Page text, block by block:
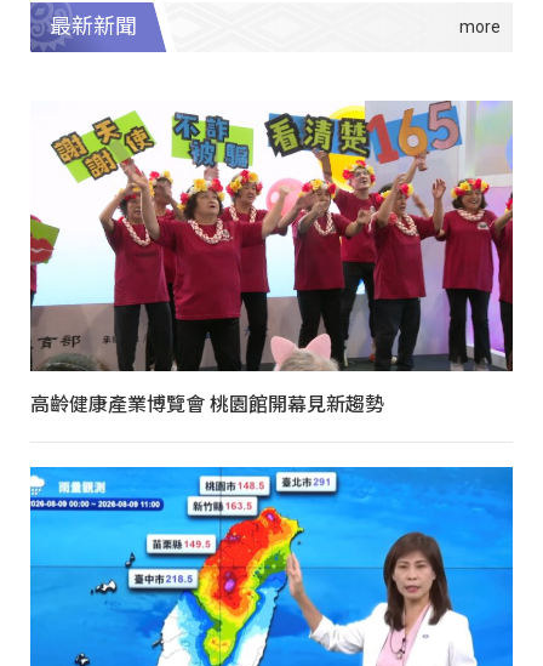
最新新聞
高齡健康產業博覽會 桃園館開幕見新趨勢